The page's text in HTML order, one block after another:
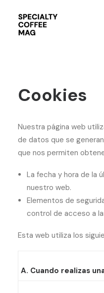
Cookies
Nuestra página web
de datos que se
que nos permiten
La fecha y hora de la
nuestro web.
Elementos de
control de acceso a
Esta web utiliza los
A. Cuando realizas